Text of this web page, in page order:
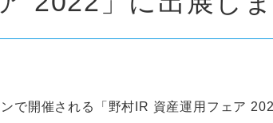
で開催される「野村IR 資産運用フェア